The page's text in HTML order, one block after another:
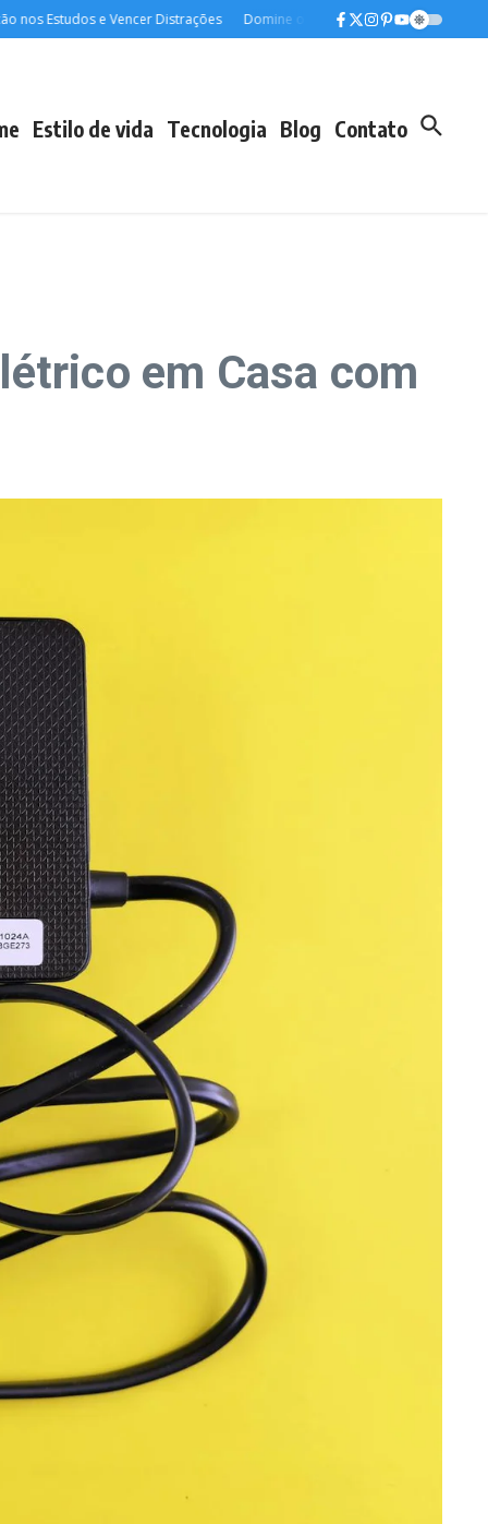
Estudos e Vencer Distrações Domine o Espanhol para Viagens: Aprenda
Estilo de vida Tecnologia Blog Contato
em Casa com